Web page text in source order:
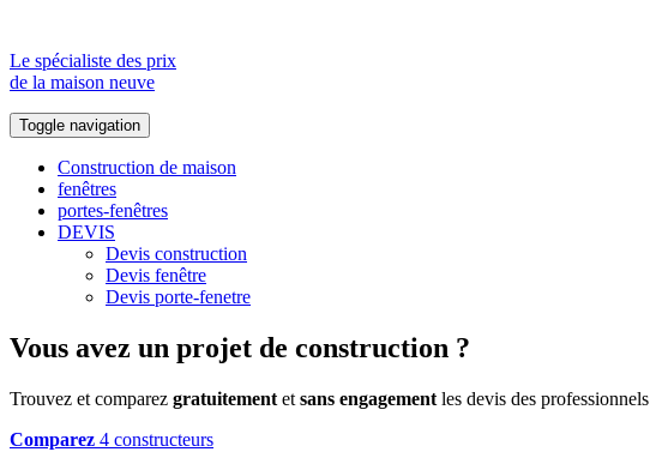
Le spécialiste des prix
de la maison neuve
Toggle navigation
Construction de maison
fenêtres
portes-fenêtres
DEVIS
Devis construction
Devis fenêtre
Devis porte-fenetre
Vous avez un projet de construction ?
Trouvez et comparez gratuitement et sans engagement les devis des professionnels
Comparez 4 constructeurs